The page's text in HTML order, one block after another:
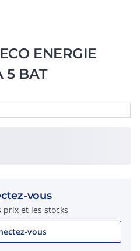
ENERGIE
5 BAT
vous
prix et les stocks
vous